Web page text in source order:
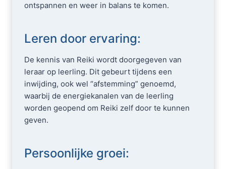
ontspannen en weer in balans te komen.
Leren door ervaring:
De kennis van Reiki wordt doorgegeven van
leraar op leerling. Dit gebeurt tijdens een
inwijding, ook wel “afstemming” genoemd,
waarbij de energiekanalen van de leerling
worden geopend om Reiki zelf door te kunnen
geven.
Persoonlijke groei: